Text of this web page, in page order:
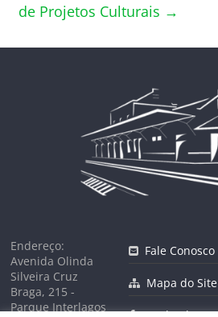
de Projetos Culturais →
Endereço:
Avenida Olinda
Silveira Cruz
Braga, 215 -
Parque Interlagos
Fale Conosco
Mapa do Site